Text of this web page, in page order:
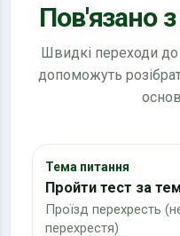
Пов'язано
Швидкі переходи до
допоможуть
Тема питання
Пройти тест за
Проїзд перехресть
перехрестя)